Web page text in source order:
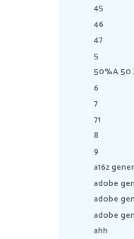
45
46
47
5
50%A 50
6
7
71
8
9
a16z
adobe
adobe
adobe
ahh